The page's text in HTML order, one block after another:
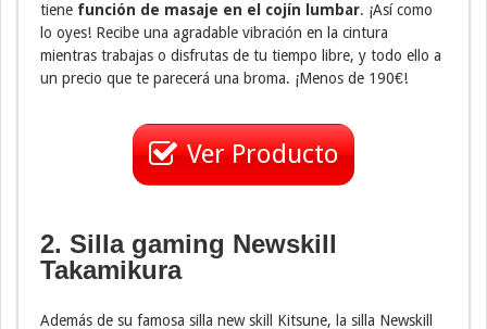
tiene función de masaje en el cojín lumbar. ¡Así como
lo oyes! Recibe una agradable vibración en la cintura
mientras trabajas o disfrutas de tu tiempo libre, y todo ello a
un precio que te parecerá una broma. ¡Menos de 190€!
Ver Producto
2. Silla gaming Newskill
Takamikura
Además de su famosa silla new skill Kitsune, la silla Newskill